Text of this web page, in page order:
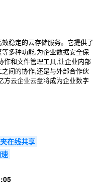
稳定的云存储服务。它提供了
多种功能,为企业数据安全保
作和文件管理工具,让企业内部
间的协作,还是与外部合作伙
方云企业云盘将成为企业数字
在线共享